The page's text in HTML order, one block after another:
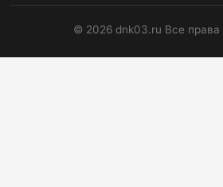
© 2026 dnk03.ru Все